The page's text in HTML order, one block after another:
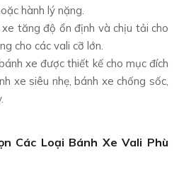
hành lý nặng.
tăng độ ổn định và chịu tải cho
cho các vali cỡ lớn.
xe được thiết kế cho mục đích
xe siêu nhẹ, bánh xe chống sốc,
Các Loại Bánh Xe Vali Phù